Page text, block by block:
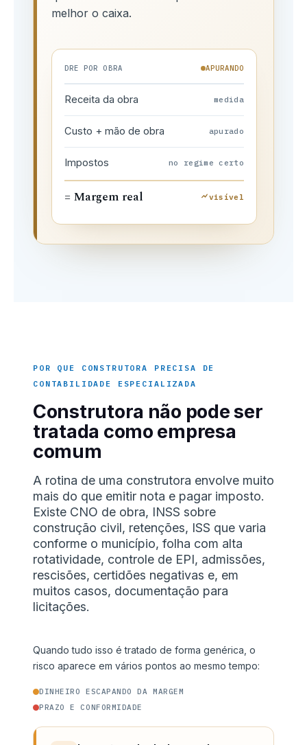
melhor o caixa.
DRE POR OBRA APURANDO
Receita da obra medida
Custo + mão de obra apurado
Impostos no regime certo
= Margem real visível
POR QUE CONSTRUTORA PRECISA DE
CONTABILIDADE ESPECIALIZADA
Construtora não pode ser
tratada como empresa
comum
A rotina de uma construtora envolve muito
mais do que emitir nota e pagar imposto.
Existe CNO de obra, INSS sobre
construção civil, retenções, ISS que varia
conforme o município, folha com alta
rotatividade, controle de EPI, admissões,
rescisões, certidões negativas e, em
muitos casos, documentação para
licitações.
Quando tudo isso é tratado de forma genérica, o
risco aparece em vários pontos ao mesmo tempo:
DINHEIRO ESCAPANDO DA MARGEM
PRAZO E CONFORMIDADE